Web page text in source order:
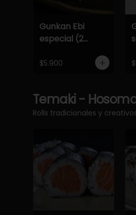
Gunkan Ebi
especial (2
$5.900
Temaki -
Rolls tradicionales y